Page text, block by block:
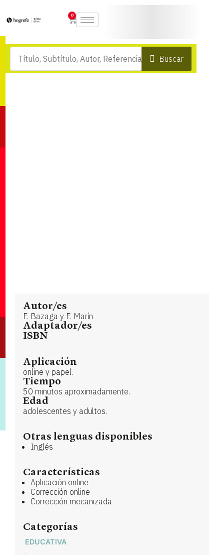
0
Buscar
Autor/es
F. Bazaga y F. Marín
Adaptador/es
ISBN
Aplicación
online y papel.
Tiempo
50 minutos aproximadamente.
Edad
adolescentes y adultos.
Otras lenguas disponibles
Inglés
Características
Aplicación online
Corrección online
Corrección mecanizada
Categorías
EDUCATIVA